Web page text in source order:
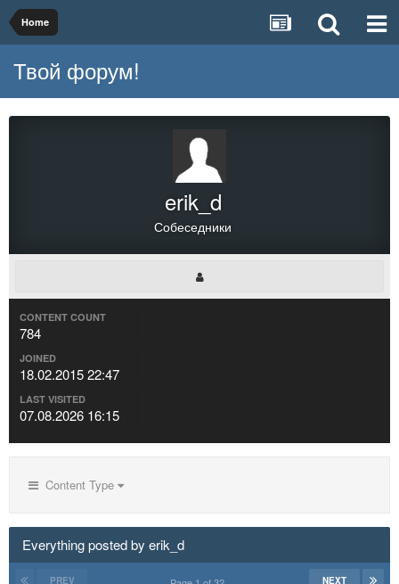
Home
Твой форум!
erik_d
Собеседники
CONTENT COUNT
784
JOINED
18.02.2015 22:47
LAST VISITED
07.08.2026 16:15
Content Type
Everything posted by erik_d
PREV NEXT